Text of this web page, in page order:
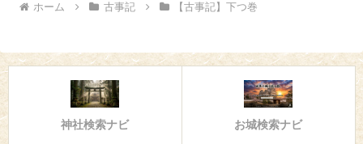
ホーム 古事記 【古事記】下つ巻
神社検索ナビ お城検索ナビ